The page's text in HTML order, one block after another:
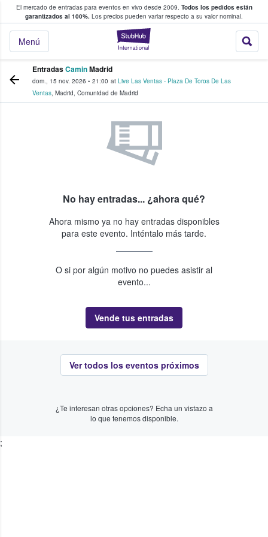
El mercado de entradas para eventos en vivo desde 2009. Todos los pedidos están
garantizados al 100%. Los precios pueden variar respecto a su valor nominal.
StubHub:
Menú
y venta de entradas entre fans
EntradasCaminMadrid
dom., 15 nov. 2026 • 21:00 at Live Las Ventas - Plaza De Toros De Las
Ventas, Madrid, Comunidad de Madrid
No hay entradas... ¿ahora qué?
Ahora mismo ya no hay entradas disponibles
para este evento. Inténtalo más tarde.
O si por algún motivo no puedes asistir al
evento...
Vende tus entradas
Ver todos los eventos próximos
¿Te interesan otras opciones? Echa un vistazo a
lo que tenemos disponible.
;